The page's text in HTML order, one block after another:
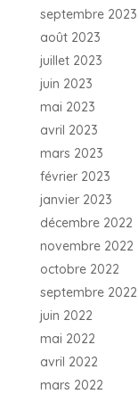
septembre 2023
août 2023
juillet 2023
juin 2023
mai 2023
avril 2023
mars 2023
février 2023
janvier 2023
décembre 2022
novembre 2022
octobre 2022
septembre 2022
juin 2022
mai 2022
avril 2022
mars 2022